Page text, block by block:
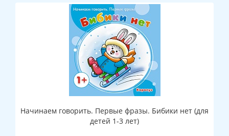
Начинаем говорить. Первые фразы. Бибики нет (для
детей 1-3 лет)